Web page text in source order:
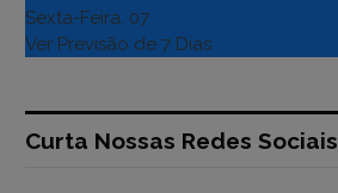
Sexta-Feira, 07
Ver Previsão de 7 Dias
Curta Nossas Redes Sociais